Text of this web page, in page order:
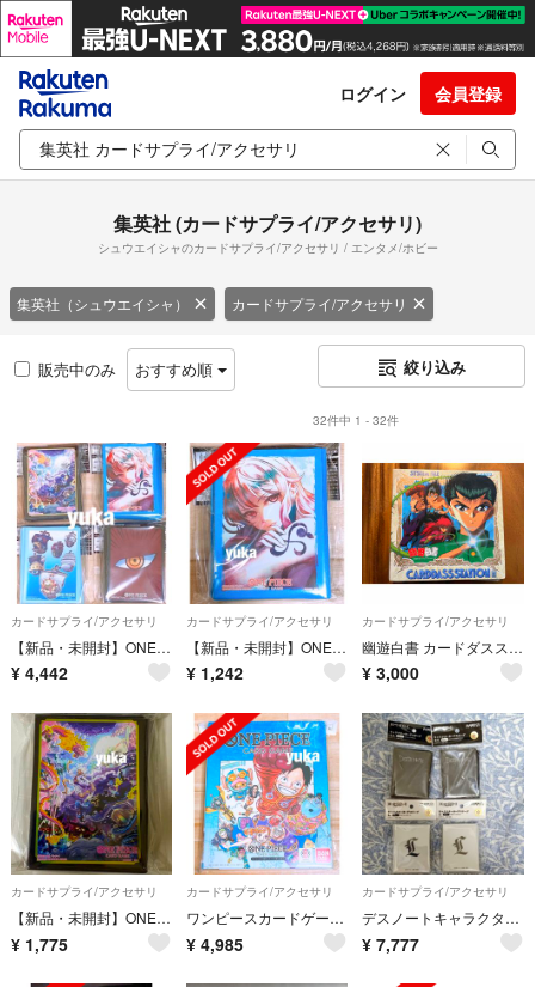
ログイン 会員登録
集英社 (カードサプライ/アクセサリ)
シュウエイシャのカードサプライ/アクセサリ / エンタメ/ホビー
集英社（シュウエイシャ） カードサプライ/アクセサリ
販売中のみ おすすめ順 絞り込み
32件中 1 - 32件
カードサプライ/アクセサリ
【新品・未開封】ONE PIECE ワンピースカードゲーム リミテッドエディションスリーブ vol.6 4種セット 70枚入り
¥ 4,442
カードサプライ/アクセサリ
【新品・未開封】ONE PIECE ワンピースカードゲーム リミテッドエディションスリーブ vol.6 ナミ 70枚入り
¥ 1,242
カードサプライ/アクセサリ
幽遊白書 カードダスステーション システムファイル 当時物 リフィル 30枚
¥ 3,000
カードサプライ/アクセサリ
【新品・未開封】ONE PIECE ワンピースカードゲーム リミテッドエディションスリーブ vol.6 ルフィ 70枚入り
¥ 1,775
カードサプライ/アクセサリ
ワンピースカードゲーム オフィシャル9ポケットバインダー vol.1 2026
¥ 4,985
カードサプライ/アクセサリ
デスノートキャラクタースリーブL新品未開封２つデスノートキャラクター
¥ 7,777